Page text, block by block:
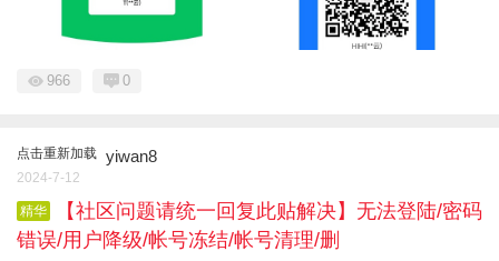
966 0
点击重新加载 yiwan8
2024-7-12
精华
【社区问题请统一回复此贴解决】无法登陆/密码
错误/用户降级/帐号冻结/帐号清理/删